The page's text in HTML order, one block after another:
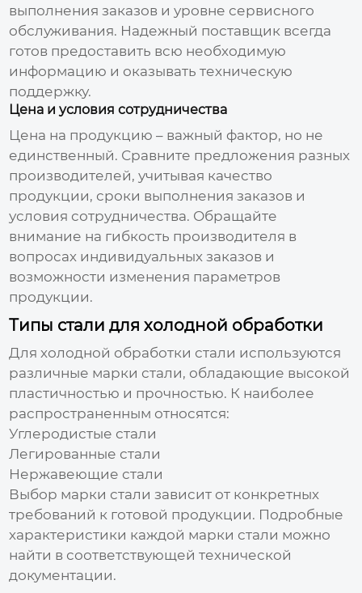
выполнения заказов и уровне сервисного
обслуживания. Надежный поставщик всегда
готов предоставить всю необходимую
информацию и оказывать техническую
поддержку.
Цена и условия сотрудничества
Цена на продукцию – важный фактор, но не
единственный. Сравните предложения разных
производителей, учитывая качество
продукции, сроки выполнения заказов и
условия сотрудничества. Обращайте
внимание на гибкость производителя в
вопросах индивидуальных заказов и
возможности изменения параметров
продукции.
Типы стали для холодной обработки
Для холодной обработки стали используются
различные марки стали, обладающие высокой
пластичностью и прочностью. К наиболее
распространенным относятся:
Углеродистые стали
Легированные стали
Нержавеющие стали
Выбор марки стали зависит от конкретных
требований к готовой продукции. Подробные
характеристики каждой марки стали можно
найти в соответствующей технической
документации.